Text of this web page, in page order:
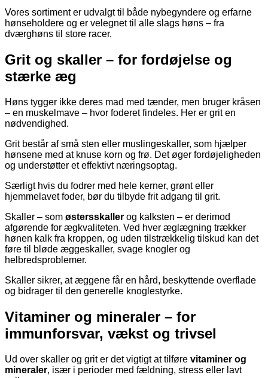
Vores sortiment er udvalgt til både nybegyndere og erfarne
hønseholdere og er velegnet til alle slags høns – fra
dværghøns til store racer.
Grit og skaller – for fordøjelse og
stærke æg
Høns tygger ikke deres mad med tænder, men bruger kråsen
– en muskelmave – hvor foderet findeles. Her er grit en
nødvendighed.
Grit består af små sten eller muslingeskaller, som hjælper
hønsene med at knuse korn og frø. Det øger fordøjeligheden
og understøtter et effektivt næringsoptag.
Særligt hvis du fodrer med hele kerner, grønt eller
hjemmelavet foder, bør du tilbyde frit adgang til grit.
Skaller – som østersskaller og kalksten – er derimod
afgørende for ægkvaliteten. Ved hver æglægning trækker
hønen kalk fra kroppen, og uden tilstrækkelig tilskud kan det
føre til bløde æggeskaller, svage knogler og
helbredsproblemer.
Skaller sikrer, at æggene får en hård, beskyttende overflade
og bidrager til den generelle knoglestyrke.
Vitaminer og mineraler – for
immunforsvar, vækst og trivsel
Ud over skaller og grit er det vigtigt at tilføre vitaminer og
mineraler, især i perioder med fældning, stress eller lavt